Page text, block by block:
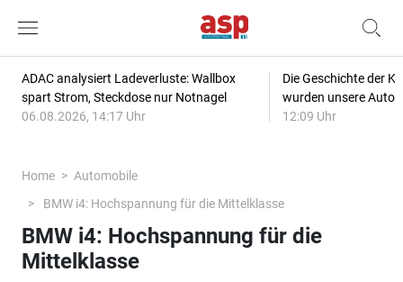
ADAC analysiert Ladeverluste: Wallbox
spart Strom, Steckdose nur Notnagel
06.08.2026, 14:17 Uhr
Die Geschichte der
wurden unsere
12:09 Uhr
Home
Automobile
BMW i4: Hochspannung für die Mittelklasse
BMW i4: Hochspannung für die
Mittelklasse